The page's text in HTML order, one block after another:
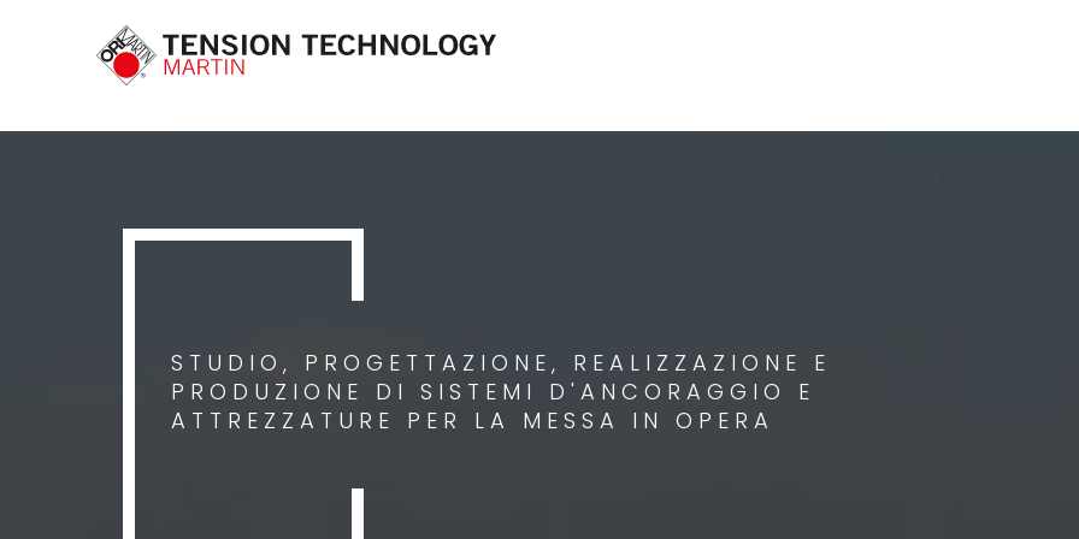
STUDIO, PROGETTAZIONE, REALIZZAZIONE E
PRODUZIONE DI SISTEMI D'ANCORAGGIO E
ATTREZZATURE PER LA MESSA IN OPERA